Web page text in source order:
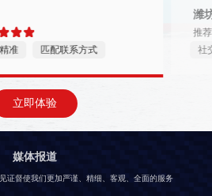
准 匹配联系方式
潍
推
社
立即体验
媒体报道
证督使我们更加严谨、精细、客观、全面的服务